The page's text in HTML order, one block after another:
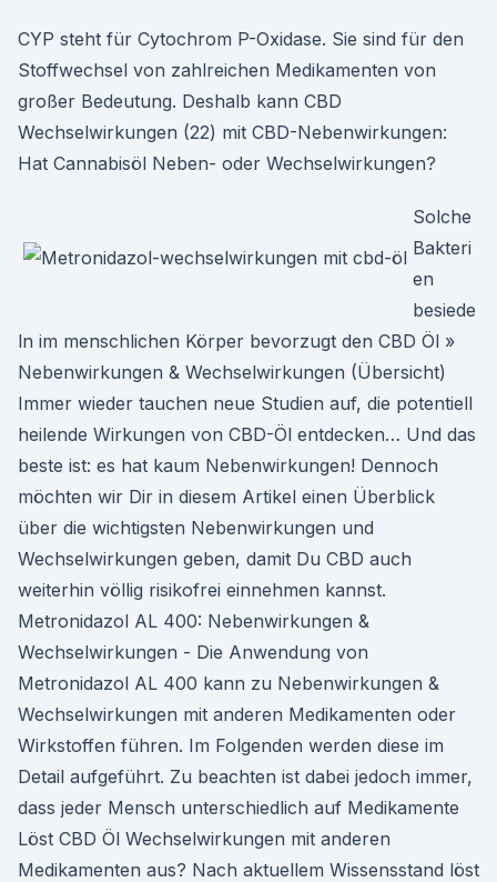
CYP steht für Cytochrom P-Oxidase. Sie sind für den
Stoffwechsel von zahlreichen Medikamenten von
großer Bedeutung. Deshalb kann CBD
Wechselwirkungen (22) mit CBD-Nebenwirkungen:
Hat Cannabisöl Neben- oder Wechselwirkungen?
Solche
Bakteri
en
besiede
ln im menschlichen Körper bevorzugt den CBD Öl »
Nebenwirkungen & Wechselwirkungen (Übersicht)
Immer wieder tauchen neue Studien auf, die potentiell
heilende Wirkungen von CBD-Öl entdecken… Und das
beste ist: es hat kaum Nebenwirkungen! Dennoch
möchten wir Dir in diesem Artikel einen Überblick
über die wichtigsten Nebenwirkungen und
Wechselwirkungen geben, damit Du CBD auch
weiterhin völlig risikofrei einnehmen kannst.
Metronidazol AL 400: Nebenwirkungen &
Wechselwirkungen - Die Anwendung von
Metronidazol AL 400 kann zu Nebenwirkungen &
Wechselwirkungen mit anderen Medikamenten oder
Wirkstoffen führen. Im Folgenden werden diese im
Detail aufgeführt. Zu beachten ist dabei jedoch immer,
dass jeder Mensch unterschiedlich auf Medikamente
Löst CBD Öl Wechselwirkungen mit anderen
Medikamenten aus? Nach aktuellem Wissensstand löst